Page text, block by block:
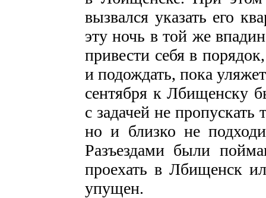
вызвался указать его
эту ночь в той же
привести себя в
и подождать, пока
сентября к Лбищенску
с задачей не пропускать
но и близко не
Разъездами были
проехать в Лбищенск
упущен.